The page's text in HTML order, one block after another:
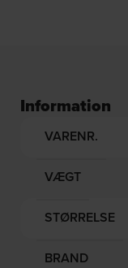
Information
VARENR.
VÆGT
STØRRELSE
BRAND